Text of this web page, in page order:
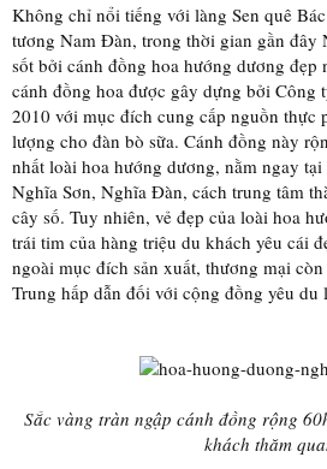
Không chỉ nổi tiếng với làng Sen quê
tương Nam Đàn, trong thời gian gần đây
sốt bởi cánh đồng hoa hướng dương đẹp
cánh đồng hoa được gây dựng bởi Công
2010 với mục đích cung cấp nguồn thực
lượng cho đàn bò sữa. Cánh đồng này
nhất loài hoa hướng dương, nằm ngay
Nghĩa Sơn, Nghĩa Đàn, cách trung tâm
cây số. Tuy nhiên, vẻ đẹp của loài hoa
trái tim của hàng triệu du khách yêu cái
ngoài mục đích sản xuất, thương mại
Trung hấp dẫn đối với cộng đồng yêu du
Sắc vàng tràn ngập cánh đồng rộng
khách thăm